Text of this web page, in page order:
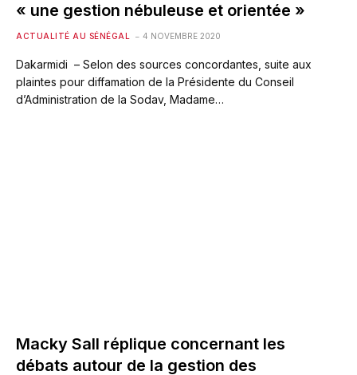
« une gestion nébuleuse et orientée »
ACTUALITÉ AU SÉNÉGAL 4 NOVEMBRE 2020
Dakarmidi – Selon des sources concordantes, suite aux
plaintes pour diffamation de la Présidente du Conseil
d’Administration de la Sodav, Madame…
Macky Sall réplique concernant les
débats autour de la gestion des